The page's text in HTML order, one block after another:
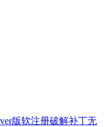
版软注册破解补丁无